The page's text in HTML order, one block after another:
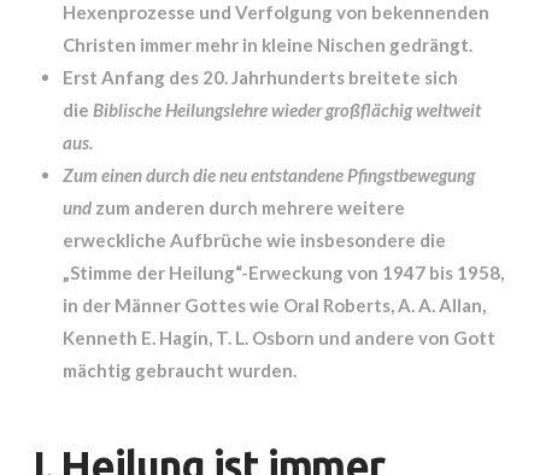
Hexenprozesse und Verfolgung von bekennenden
Christen immer mehr in kleine Nischen gedrängt.
Erst Anfang des 20. Jahrhunderts breitete sich
die Biblische Heilungslehre wieder großflächig weltweit
aus.
Zum einen durch die neu entstandene Pfingstbewegung
undzum anderen durch mehrere weitere
erweckliche Aufbrüche wie insbesondere die
„Stimme der Heilung“-Erweckung von 1947 bis 1958,
in der Männer Gottes wie Oral Roberts, A. A. Allan,
Kenneth E. Hagin, T. L. Osborn und andere von Gott
mächtig gebraucht wurden.
I. Heilung ist immer